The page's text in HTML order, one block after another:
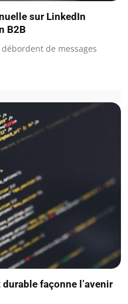
sur LinkedIn
B2B
de messages
façonne l’avenir